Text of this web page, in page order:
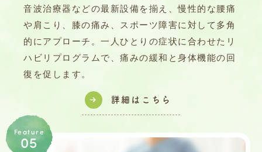
音波治療器などの最新設備を揃え、慢性的な腰痛
や肩こり、膝の痛み、スポーツ障害に対して多角
的にアプローチ。一人ひとりの症状に合わせたリ
ハビリプログラムで、痛みの緩和と身体機能の回
復を促します。
詳細はこちら
Feature
05